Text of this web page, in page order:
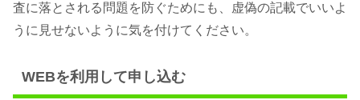
査に落とされる問題を防ぐためにも、虚偽の記載でいいよ
うに見せないように気を付けてください。
WEBを利用して申し込む